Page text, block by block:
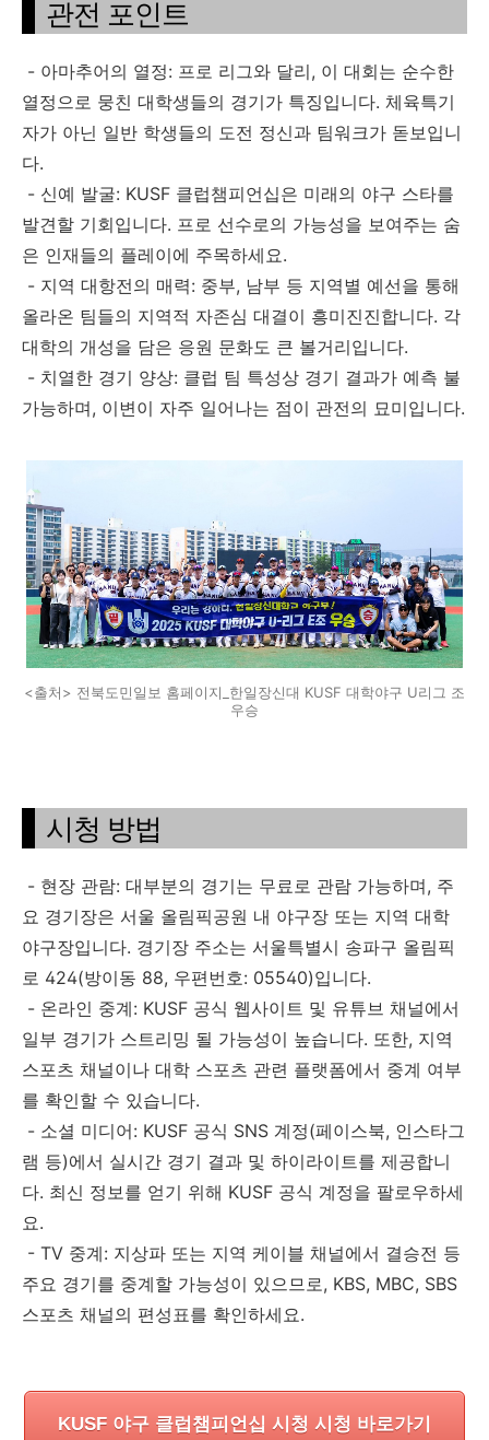
관전 포인트
- 아마추어의 열정: 프로 리그와 달리, 이 대회는 순수한
열정으로 뭉친 대학생들의 경기가 특징입니다. 체육특기
자가 아닌 일반 학생들의 도전 정신과 팀워크가 돋보입니
다.
- 신예 발굴: KUSF 클럽챔피언십은 미래의 야구 스타를
발견할 기회입니다. 프로 선수로의 가능성을 보여주는 숨
은 인재들의 플레이에 주목하세요.
- 지역 대항전의 매력: 중부, 남부 등 지역별 예선을 통해
올라온 팀들의 지역적 자존심 대결이 흥미진진합니다. 각
대학의 개성을 담은 응원 문화도 큰 볼거리입니다.
- 치열한 경기 양상: 클럽 팀 특성상 경기 결과가 예측 불
가능하며, 이변이 자주 일어나는 점이 관전의 묘미입니다.
<출처> 전북도민일보 홈페이지_한일장신대 KUSF 대학야구 U리그 조
우승
시청 방법
- 현장 관람: 대부분의 경기는 무료로 관람 가능하며, 주
요 경기장은 서울 올림픽공원 내 야구장 또는 지역 대학
야구장입니다. 경기장 주소는 서울특별시 송파구 올림픽
로 424(방이동 88, 우편번호: 05540)입니다.
- 온라인 중계: KUSF 공식 웹사이트 및 유튜브 채널에서
일부 경기가 스트리밍 될 가능성이 높습니다. 또한, 지역
스포츠 채널이나 대학 스포츠 관련 플랫폼에서 중계 여부
를 확인할 수 있습니다.
- 소셜 미디어: KUSF 공식 SNS 계정(페이스북, 인스타그
램 등)에서 실시간 경기 결과 및 하이라이트를 제공합니
다. 최신 정보를 얻기 위해 KUSF 공식 계정을 팔로우하세
요.
- TV 중계: 지상파 또는 지역 케이블 채널에서 결승전 등
주요 경기를 중계할 가능성이 있으므로, KBS, MBC, SBS
스포츠 채널의 편성표를 확인하세요.
KUSF 야구 클럽챔피언십 시청 시청 바로가기